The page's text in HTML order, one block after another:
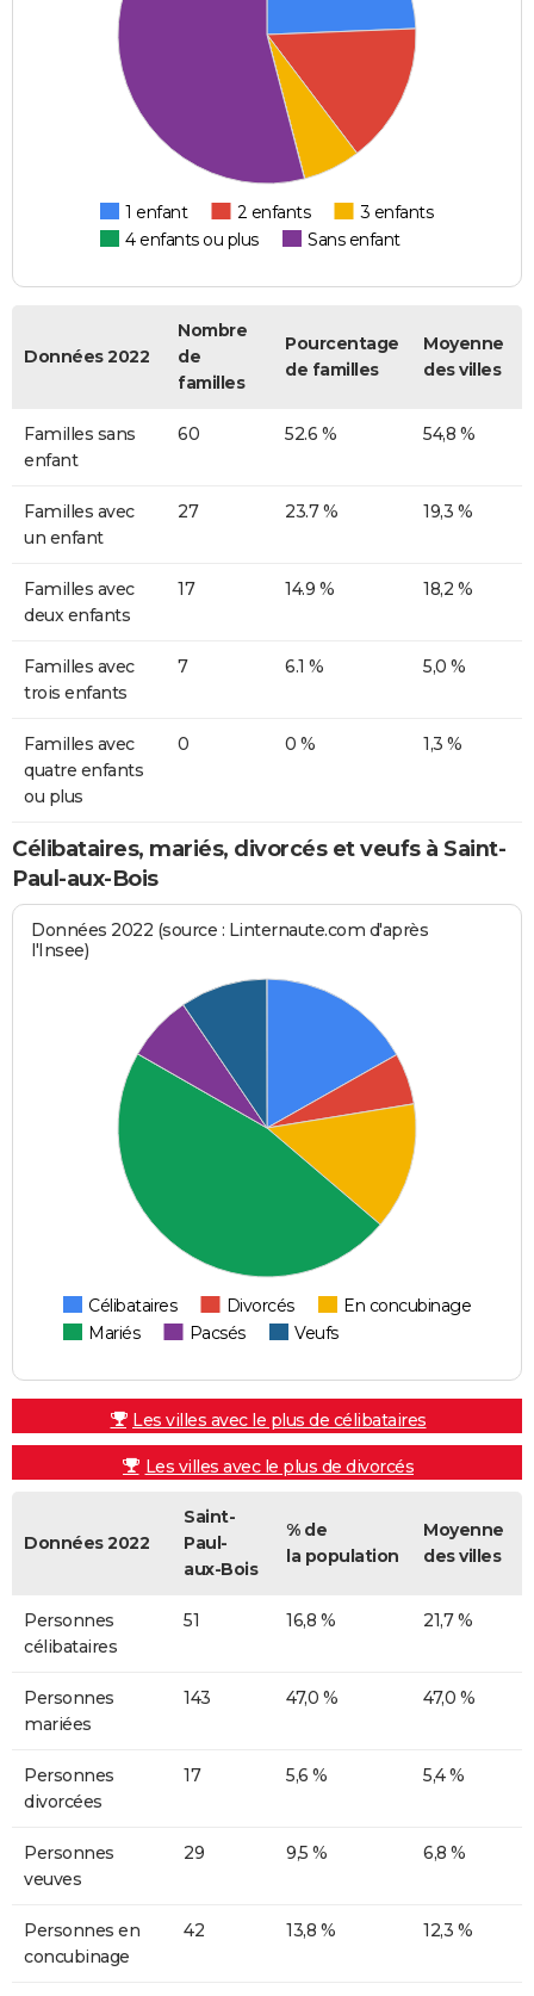
1 enfant 2 enfants
3 enfants
4 enfants ou plus
Sans enfant
Données 2022
Nombre
de
familles
Pourcentage
de familles
Moyenne
des villes
Familles sans
enfant
60 52.6 % 54,8 %
Familles avec
un enfant
27 23.7 % 19,3 %
Familles avec
deux enfants
17 14.9 % 18,2 %
Familles avec
trois enfants
7 6.1 % 5,0 %
Familles avec
quatre enfants
ou plus
0 0 % 1,3 %
Célibataires, mariés, divorcés et veufs à Saint-
Paul-aux-Bois
Données 2022 (source : Linternaute.com d'après
l'Insee)
Célibataires Divorcés
En concubinage
Mariés
Pacsés Veufs
Les villes avec le plus de célibataires
Les villes avec le plus de divorcés
Données 2022
Saint-
Paul-
aux-Bois
% de
la population
Moyenne
des villes
Personnes
célibataires
51 16,8 % 21,7 %
Personnes
mariées
143 47,0 % 47,0 %
Personnes
divorcées
17 5,6 % 5,4 %
Personnes
veuves
29 9,5 % 6,8 %
Personnes en
concubinage
42 13,8 % 12,3 %